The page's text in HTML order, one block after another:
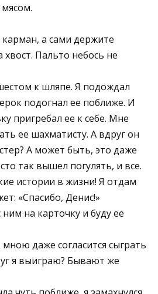
а сами держите
хвост. Пальто небось не
к шляпе. Я подождал
подогнал ее поближе. И
пригребал ее к себе. Мне
ее шахматисту. А вдруг он
А может быть, это даже
так вышел погулять, и все.
истории в жизни! Я отдам
«Спасибо, Денис!»
на карточку и буду ее
даже согласится сыграть
я выиграю? Бывают же